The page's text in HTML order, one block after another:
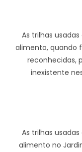
As trilhas
alimento, quando
reconhecidas,
inexistente
As trilhas
alimento no